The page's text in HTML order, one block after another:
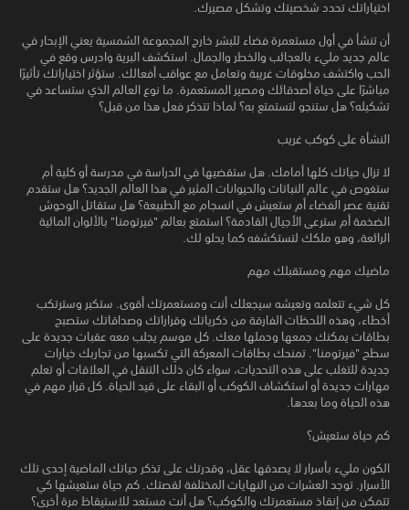
اختياراتك تحدد شخصيتك وتشكل مصيرك.
أن تنشأ في أول مستعمرة فضاء للبشر خارج المجموعة الشمسية يعني الإبحار في
عالم جديد مليء بالعجائب والخطر والجمال. استكشف البرية وادرس وقع في
الحب واكتشف مخلوقات غريبة وتعامل مع عواقب أفعالك. ستؤثر اختياراتك تأثيرًا
مباشرًا على حياة أصدقائك ومصير المستعمرة. ما نوع العالم الذي ستساعد في
تشكيله؟ هل ستنجو لتستمتع به؟ لماذا تتذكر فعل هذا من قبل؟
النشأة على كوكب غريب
لا تزال حياتك كلها أمامك. هل ستقضيها في الدراسة في مدرسة أو كلية أم
ستغوص في عالم النباتات والحيوانات المثير في هذا العالم الجديد؟ هل ستقدم
تقنية عصر الفضاء أم ستعيش في انسجام مع الطبيعة؟ هل ستقاتل الوحوش
الضخمة أم سترعى الأجيال القادمة؟ استمتع بعالم "فيرتومنا" بالألوان المائية
الرائعة، وهو ملكك لتستكشفه كما يحلو لك.
ماضيك مهم ومستقبلك مهم
كل شيء تتعلمه وتعيشه سيجعلك أنت ومستعمرتك أقوى. ستكبر وسترتكب
أخطاء، وهذه اللحظات الفارقة من ذكرياتك وقراراتك وصداقاتك ستصبح
بطاقات يمكنك جمعها وحملها معك. كل موسم يجلب معه عقبات جديدة على
سطح "فيرتومنا". تمنحك بطاقات المعركة التي تكسبها من تجاربك خيارات
جديدة للتغلب على هذه التحديات، سواء كان ذلك التنقل في العلاقات أو تعلم
مهارات جديدة أو استكشاف الكوكب أو البقاء على قيد الحياة. كل قرار مهم في
هذه الحياة وما بعدها.
كم حياة ستعيش؟
الكون مليء بأسرار لا يصدقها عقل، وقدرتك على تذكر حياتك الماضية إحدى تلك
الأسرار. توجد العشرات من النهايات المختلفة لقصتك. كم حياة ستعيشها كي
تتمكن من إنقاذ مستعمرتك والكوكب؟ هل أنت مستعد للاستيقاظ مرة أخرى؟